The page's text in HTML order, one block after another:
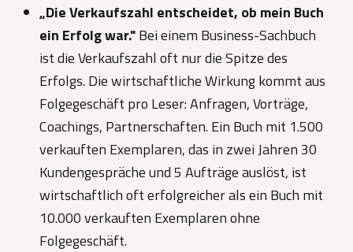
„Die Verkaufszahl entscheidet, ob mein Buch
ein Erfolg war."Bei einem Business-Sachbuch
ist die Verkaufszahl oft nur die Spitze des
Erfolgs. Die wirtschaftliche Wirkung kommt aus
Folgegeschäft pro Leser: Anfragen, Vorträge,
Coachings, Partnerschaften. Ein Buch mit 1.500
verkauften Exemplaren, das in zwei Jahren 30
Kundengespräche und 5 Aufträge auslöst, ist
wirtschaftlich oft erfolgreicher als ein Buch mit
10.000 verkauften Exemplaren ohne
Folgegeschäft.